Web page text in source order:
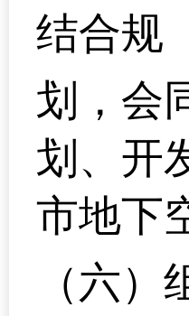
结合规
划，会
划、开
市地下
（六